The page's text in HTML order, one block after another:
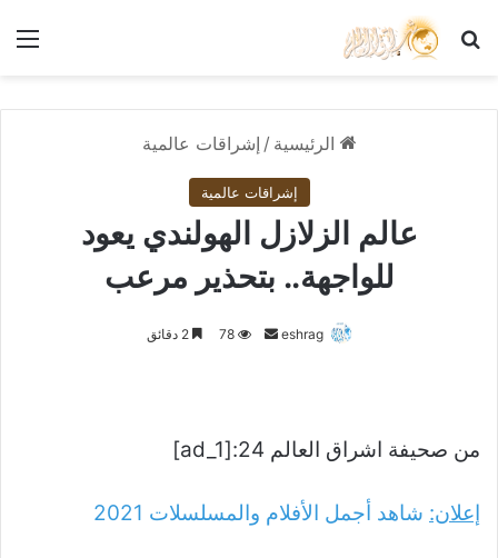
بحث عن
الرئيسية / إشراقات عالمية
إشراقات عالمية
عالم الزلازل الهولندي يعود
للواجهة.. بتحذير مرعب
eshrag
أرسل78 2 دقائق
من صحيفة اشراق العالم 24:[ad_1]
إعلان: شاهد أجمل الأفلام والمسلسلات 2021